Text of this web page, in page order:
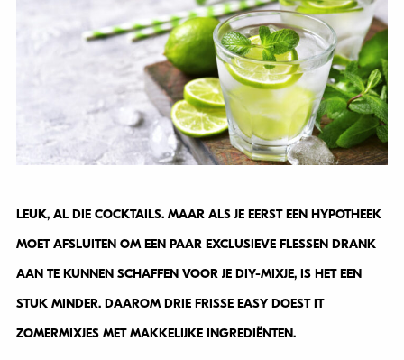
LEUK, AL DIE COCKTAILS. MAAR ALS JE EERST EEN HYPOTHEEK
MOET AFSLUITEN OM EEN PAAR EXCLUSIEVE FLESSEN DRANK
AAN TE KUNNEN SCHAFFEN VOOR JE DIY-MIXJE, IS HET EEN
STUK MINDER. DAAROM DRIE FRISSE EASY DOEST IT
ZOMERMIXJES MET MAKKELIJKE INGREDIËNTEN.